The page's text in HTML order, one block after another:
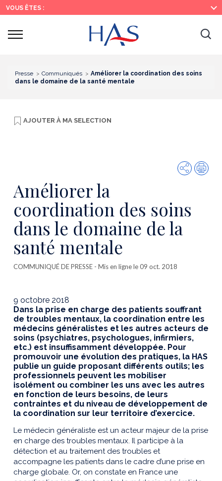
Recherche
Menu
principal
Contenu
principal
VOUS ÊTES :
Ouvrir
Presse Communiqués
Améliorer la coordination des soins
dans le domaine de la santé mentale
AJOUTER À MA SELECTION
Partager
Améliorer la
coordination des soins
dans le domaine de la
santé mentale
COMMUNIQUÉ DE PRESSE - Mis en ligne le 09 oct. 2018
9 octobre 2018
Dans la prise en charge des patients souffrant
de troubles mentaux, la coordination entre les
médecins généralistes et les autres acteurs de
soins (psychiatres, psychologues, infirmiers,
etc.) est insuffisamment développée. Pour
promouvoir une évolution des pratiques, la HAS
publie un guide proposant différents outils; les
professionnels peuvent les mobiliser
isolément ou combiner les uns avec les autres
en fonction de leurs besoins, de leurs
contraintes et du niveau de développement de
la coordination sur leur territoire d’exercice.
Le médecin généraliste est un acteur majeur de la prise
en charge des troubles mentaux. Il participe à la
détection et au traitement des troubles et
accompagne les patients dans le cadre d’une prise en
charge globale. Or, on constate en France une